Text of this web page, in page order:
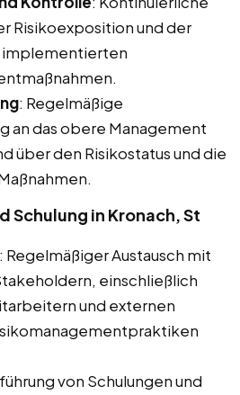
Risikoexposition und der
: Regelmäßige
an das obere Management
über den Risikostatus und die
Schulung in Kronach, St
: Regelmäßiger Austausch mit
einschließlich
und externen
von Schulungen und